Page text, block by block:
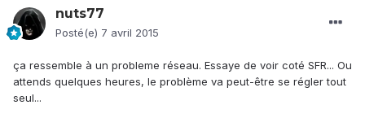
nuts77
Posté(e) 7 avril 2015
ça ressemble à un probleme réseau. Essaye de voir coté SFR... Ou
attends quelques heures, le problème va peut-être se régler tout
seul...